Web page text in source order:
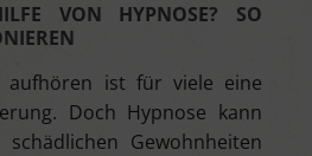
VON HYPNOSE? SO
aufhören ist für viele eine
Doch Hypnose kann
Gewohnheiten